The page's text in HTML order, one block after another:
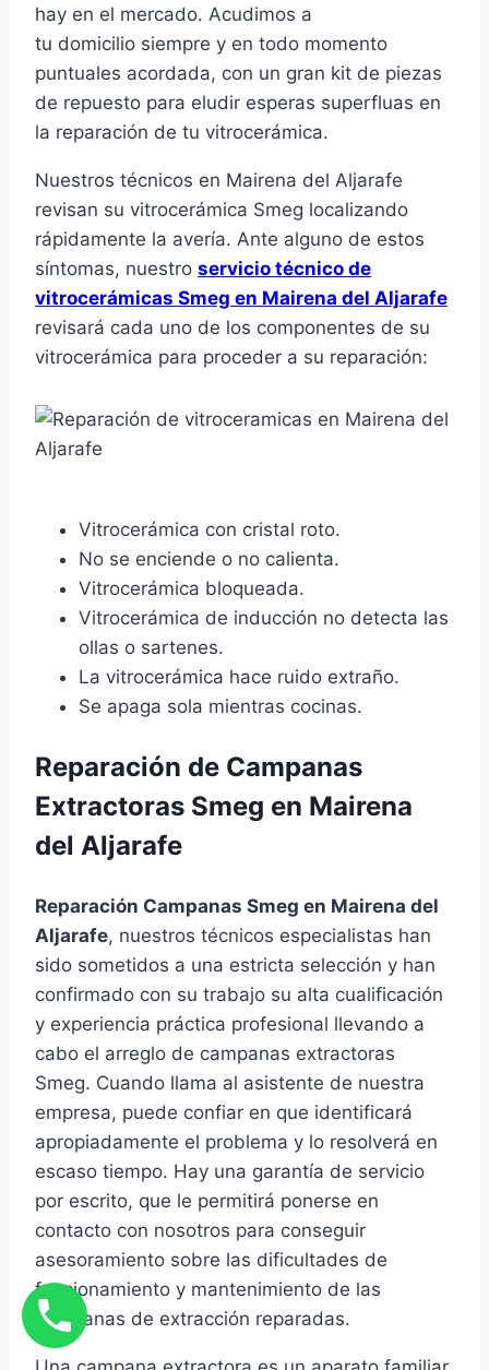
hay en el mercado. Acudimos a
tu domicilio siempre y en todo momento
puntuales acordada, con un gran kit de piezas
de repuesto para eludir esperas superfluas en
la reparación de tu vitrocerámica.
Nuestros técnicos en Mairena del Aljarafe
revisan su vitrocerámica Smeg localizando
rápidamente la avería. Ante alguno de estos
síntomas, nuestro servicio técnico de
vitrocerámicas Smeg en Mairena del Aljarafe
revisará cada uno de los componentes de su
vitrocerámica para proceder a su reparación:
Vitrocerámica con cristal roto.
No se enciende o no calienta.
Vitrocerámica bloqueada.
Vitrocerámica de inducción no detecta las
ollas o sartenes.
La vitrocerámica hace ruido extraño.
Se apaga sola mientras cocinas.
Reparación de Campanas
Extractoras Smeg en Mairena
del Aljarafe
Reparación Campanas Smeg en Mairena del
Aljarafe, nuestros técnicos especialistas han
sido sometidos a una estricta selección y han
confirmado con su trabajo su alta cualificación
y experiencia práctica profesional llevando a
cabo el arreglo de campanas extractoras
Smeg. Cuando llama al asistente de nuestra
empresa, puede confiar en que identificará
apropiadamente el problema y lo resolverá en
escaso tiempo. Hay una garantía de servicio
por escrito, que le permitirá ponerse en
contacto con nosotros para conseguir
asesoramiento sobre las dificultades de
funcionamiento y mantenimiento de las
campanas de extracción reparadas.